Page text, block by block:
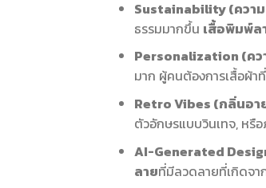
Sustainability (ควา
ธรรมมากขึ้น เสื้อพิมพ์ล
Personalization (คว
มาก ผู้คนต้องการเสื้อผ้า
Retro Vibes (กลิ่นอา
ตัวอักษรแบบวินเทจ, หรื
AI-Generated
ลายที่มีลวดลายที่เกิดจา